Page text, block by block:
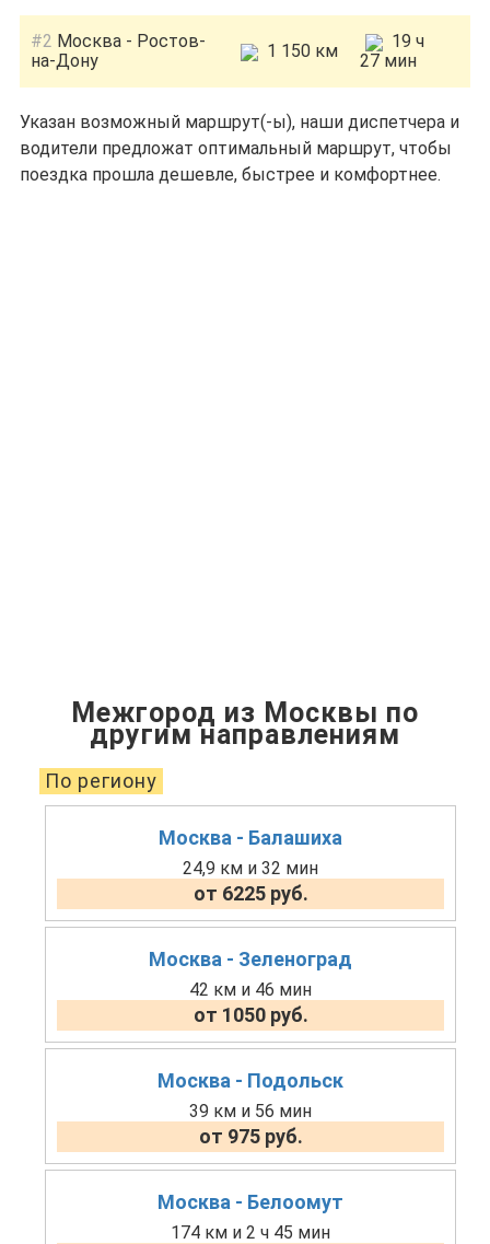
#2 Москва - Ростов-
на-Дону
1 150 км
19 ч
27 мин
Указан возможный маршрут(-ы), наши диспетчера и
водители предложат оптимальный маршрут, чтобы
поездка прошла дешевле, быстрее и комфортнее.
Межгород из Москвы по
другим направлениям
По региону
Москва - Балашиха
24,9 км и 32 мин
от 6225 руб.
Москва - Зеленоград
42 км и 46 мин
от 1050 руб.
Москва - Подольск
39 км и 56 мин
от 975 руб.
Москва - Белоомут
174 км и 2 ч 45 мин